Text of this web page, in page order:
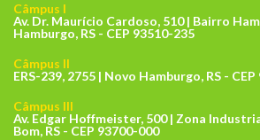
Câmpus I
Av. Dr. Maurício Cardoso, 510 | Bairro
Hamburgo, RS - CEP 93510-235
Câmpus II
ERS-239, 2755 | Novo Hamburgo, RS -
Câmpus III
Av. Edgar Hoffmeister, 500 | Zona
Bom, RS - CEP 93700-000